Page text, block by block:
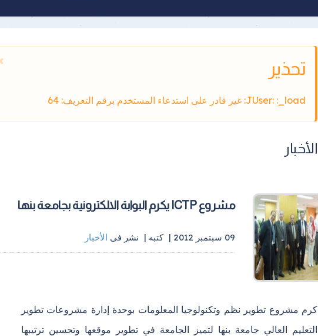
تحذير
JUser: :_load: غير قادر على استدعاء المستخدم برقم التعريف: 64
الأخبار
مشروع ICTP يكرم البوابة الالكترونية بجامعة بنها
09 سبتمبر 2012 | كتبه | نشر فى الأخبار
كرم مشروع تطوير نظم وتكنولوجيا المعلومات بوحدة إدارة مشروعات تطوير
التعليم العالي جامعة بنها لتميز الجامعة في تطوير موقعها وتحسين ترتيبها